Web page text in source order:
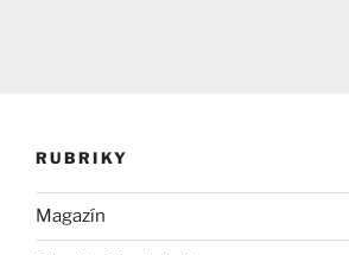
RUBRIKY
Magazín